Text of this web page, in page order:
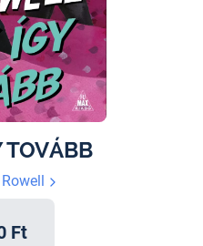
TOVÁBB
Ft